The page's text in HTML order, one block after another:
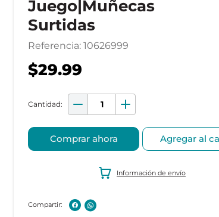
Juego|Muñecas
Surtidas
Referencia: 10626999
$29.99
Comprar ahora Agregar al
Información de envío